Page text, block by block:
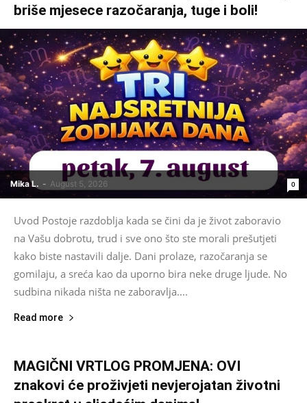
briše mjesece razočaranja, tuge i boli!
Mika L. - August 5, 2026 0
Uvod Postoje razdoblja kada se čini da je život zaboravio
na Vašu dobrotu, trud i sve ono što ste morali prešutjeti
kako biste nastavili dalje. Dani prolaze, razočaranja se
gomilaju, a sreća kao da uporno bira neke druge ljude. No
sudbina nikada ništa ne zaboravlja....
Read more
MAGIČNI VRTLOG PROMJENA: OVI
znakovi će proživjeti nevjerojatan životni